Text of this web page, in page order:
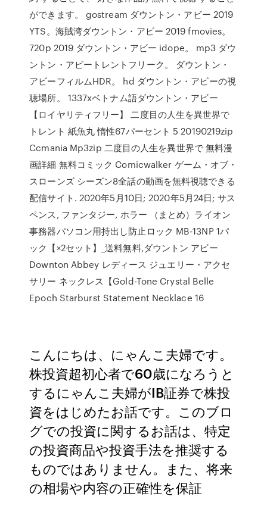
ができます。 gostream ダウントン・アビー 2019
YTS。海賊湾ダウントン・アビー 2019 fmovies。
720p 2019 ダウントン・アビー idope。 mp3 ダウ
ントン・アビートレントフリーク。 ダウントン・
アビーフィルムHDR。 hd ダウントン・アビーの視
聴場所。 1337xベトナム語ダウントン・アビー
【ロイヤリティフリー】 二度目の人生を異世界で
トレント 紙魚丸 惰性67パーセント 5 20190219zip
Ccmania Mp3zip 二度目の人生を異世界で 無料漫
画詳細 無料コミック Comicwalker ゲーム・オブ・
スローンズ シーズン8全話の動画を無料視聴できる
配信サイト. 2020年5月10日; 2020年5月24日; サス
ペンス, ファンタジー, ホラー （まとめ）ライオン
事務器パソコン用持出し防止ロック MB-13NP 1パ
ック【×2セット】_送料無料,ダウントン アビー
Downton Abbey レディース ジュエリー・アクセ
サリー ネックレス【Gold-Tone Crystal Belle
Epoch Starburst Statement Necklace 16
こんにちは、にゃんこ夫婦です。
株投資超初心者で60歳になろうと
するにゃんこ夫婦がIB証券で株投
資をはじめたお話です。このブロ
グでの投資に関するお話は、特定
の投資商品や投資手法を推奨する
ものではありません。また、将来
の相場や内容の正確性を保証